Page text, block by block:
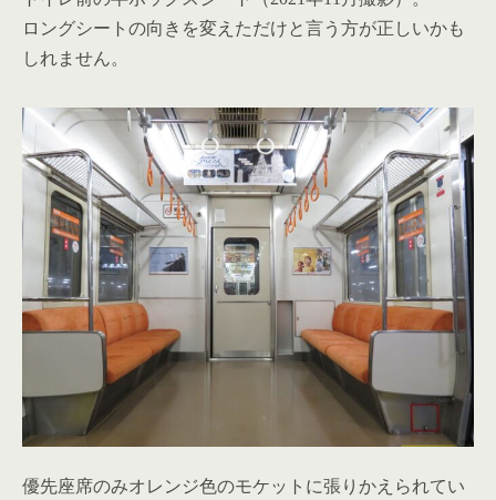
ロングシートの向きを変えただけと言う方が正しいかも
しれません。
優先座席のみオレンジ色のモケットに張りかえられてい